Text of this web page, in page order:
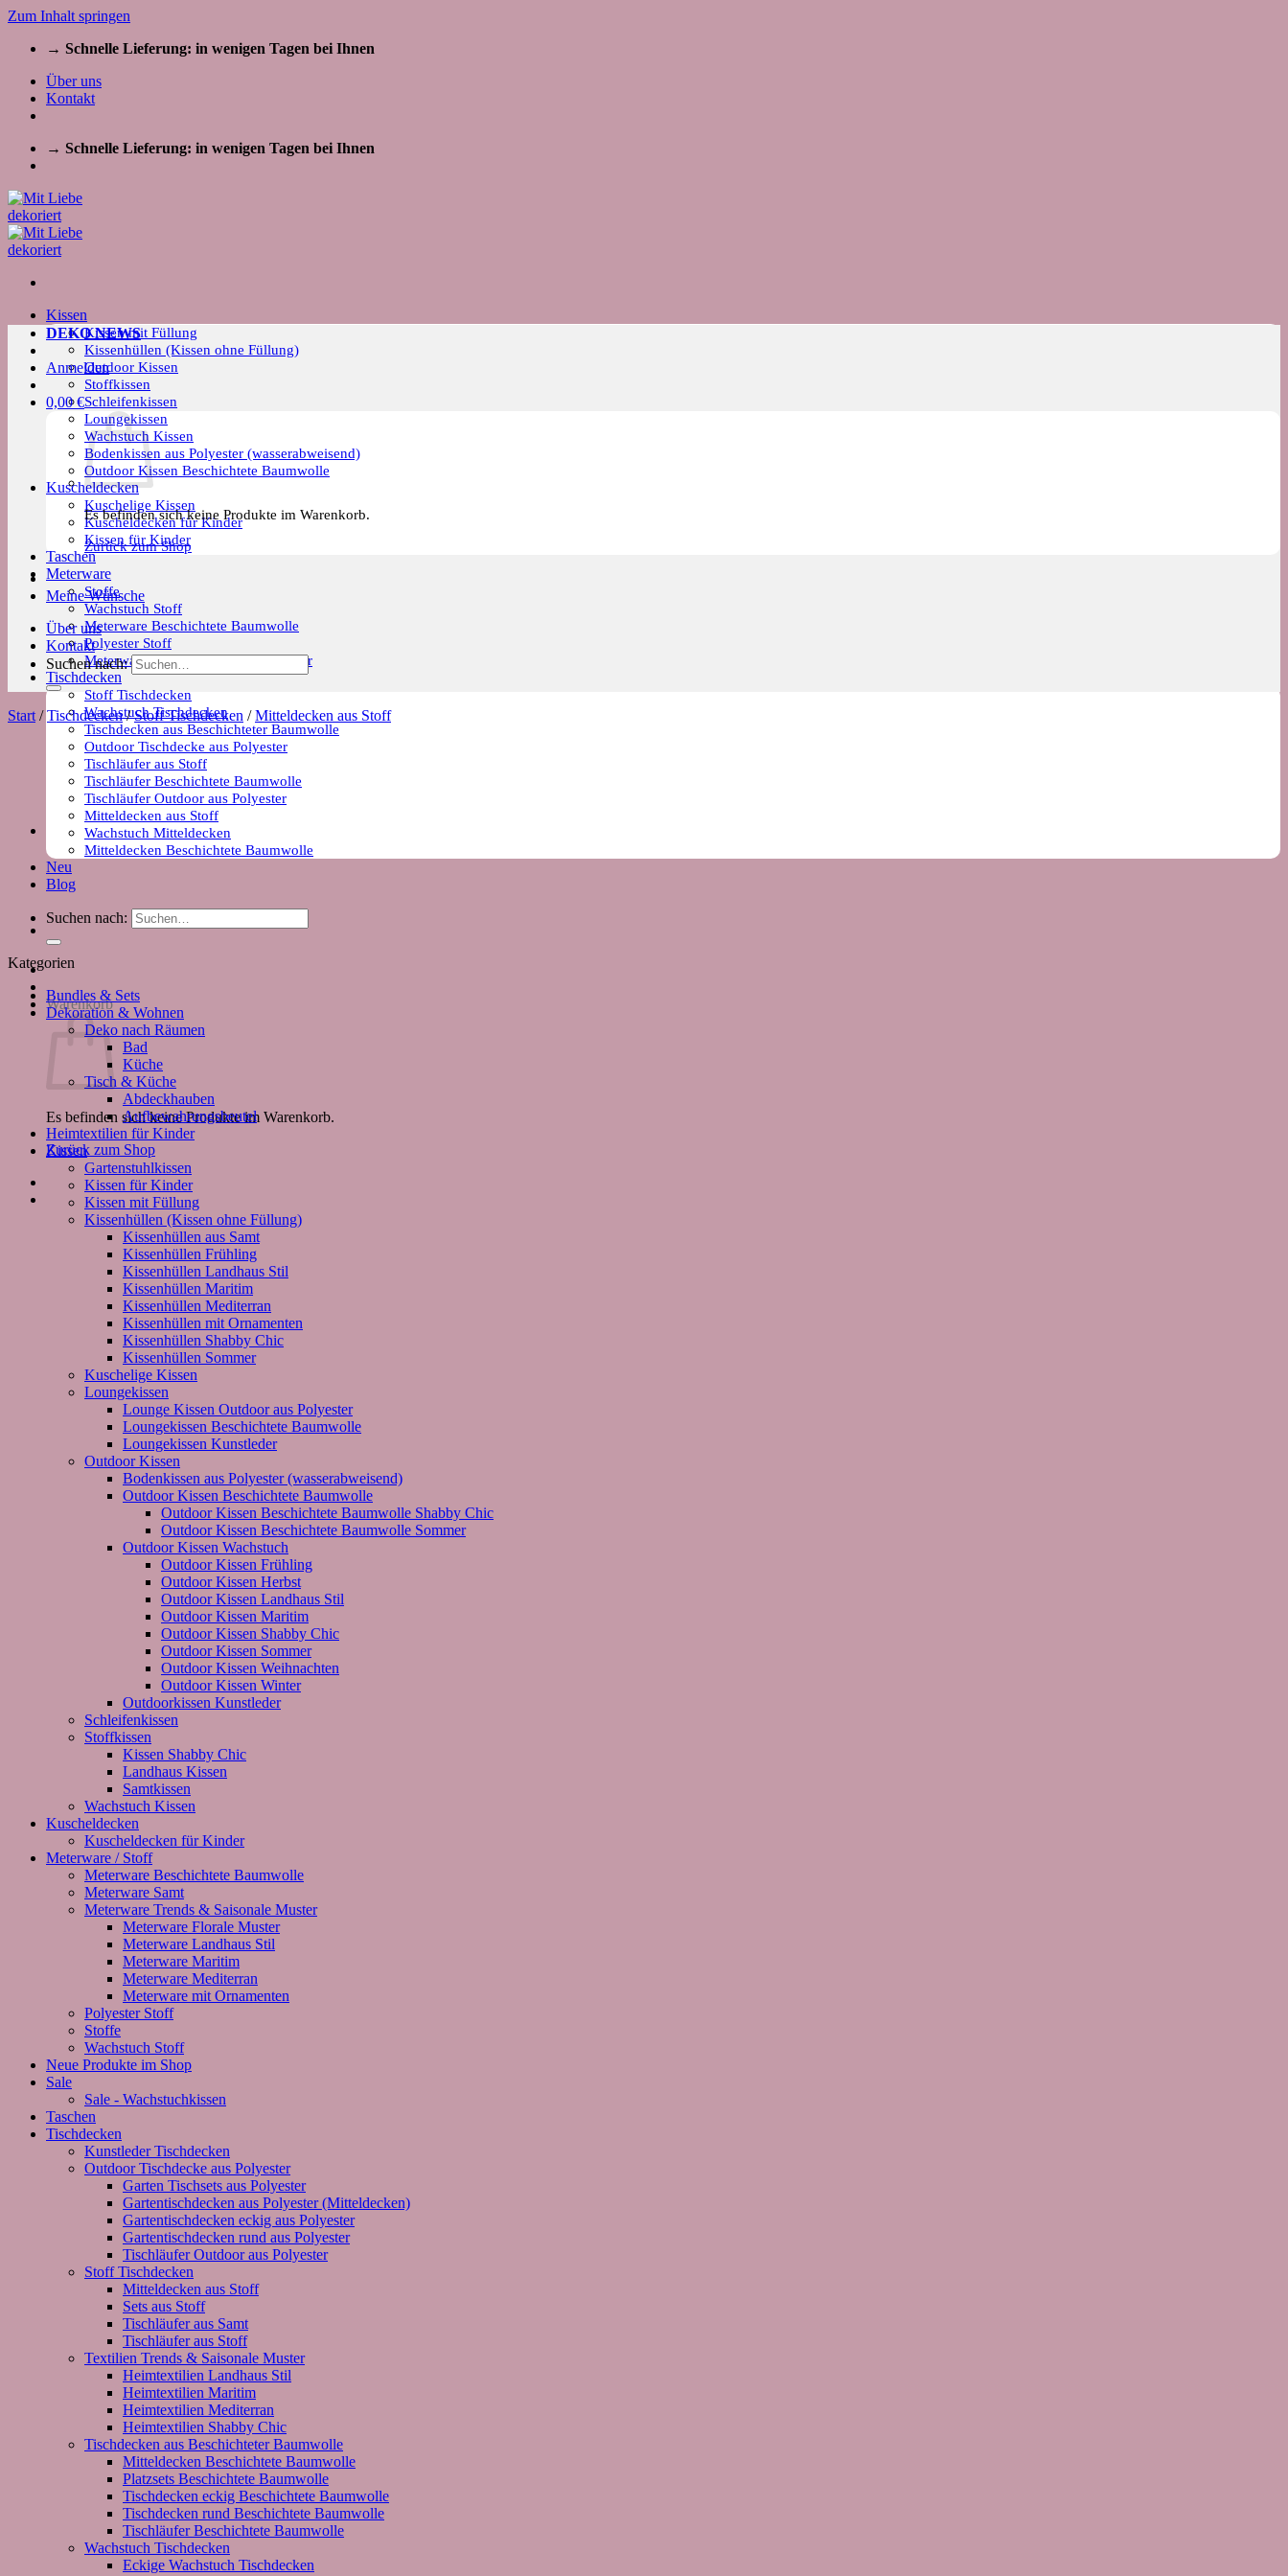
Zum Inhalt springen
→ Schnelle Lieferung: in wenigen Tagen bei Ihnen
Über uns
Kontakt
→ Schnelle Lieferung: in wenigen Tagen bei Ihnen
Kissen
Kissen mit Füllung
Kissenhüllen (Kissen ohne Füllung)
Outdoor Kissen
Stoffkissen
Schleifenkissen
Loungekissen
Wachstuch Kissen
Bodenkissen aus Polyester (wasserabweisend)
Outdoor Kissen Beschichtete Baumwolle
Kuscheldecken
Kuschelige Kissen
Kuscheldecken für Kinder
Kissen für Kinder
Taschen
Meterware
Stoffe
Wachstuch Stoff
Meterware Beschichtete Baumwolle
Polyester Stoff
Meterware Trends & Saisonale Muster
Tischdecken
Stoff Tischdecken
Wachstuch Tischdecken
Tischdecken aus Beschichteter Baumwolle
Outdoor Tischdecke aus Polyester
Tischläufer aus Stoff
Tischläufer Beschichtete Baumwolle
Tischläufer Outdoor aus Polyester
Mitteldecken aus Stoff
Wachstuch Mitteldecken
Mitteldecken Beschichtete Baumwolle
Neu
Blog
Suchen nach:
Warenkorb
Es befinden sich keine Produkte im Warenkorb.
Zurück zum Shop
DEKO NEWS
Anmelden
0,00€
Es befinden sich keine Produkte im Warenkorb.
Zurück zum Shop
Meine Wünsche
Über uns
Kontakt
Suchen nach:
Start / Tischdecken / Stoff Tischdecken / Mitteldecken aus Stoff
Kategorien
Bundles & Sets
Dekoration & Wohnen
Deko nach Räumen
Bad
Küche
Tisch & Küche
Abdeckhauben
Aufbewahrungsbeutel
Heimtextilien für Kinder
Kissen
Gartenstuhlkissen
Kissen für Kinder
Kissen mit Füllung
Kissenhüllen (Kissen ohne Füllung)
Kissenhüllen aus Samt
Kissenhüllen Frühling
Kissenhüllen Landhaus Stil
Kissenhüllen Maritim
Kissenhüllen Mediterran
Kissenhüllen mit Ornamenten
Kissenhüllen Shabby Chic
Kissenhüllen Sommer
Kuschelige Kissen
Loungekissen
Lounge Kissen Outdoor aus Polyester
Loungekissen Beschichtete Baumwolle
Loungekissen Kunstleder
Outdoor Kissen
Bodenkissen aus Polyester (wasserabweisend)
Outdoor Kissen Beschichtete Baumwolle
Outdoor Kissen Beschichtete Baumwolle Shabby Chic
Outdoor Kissen Beschichtete Baumwolle Sommer
Outdoor Kissen Wachstuch
Outdoor Kissen Frühling
Outdoor Kissen Herbst
Outdoor Kissen Landhaus Stil
Outdoor Kissen Maritim
Outdoor Kissen Shabby Chic
Outdoor Kissen Sommer
Outdoor Kissen Weihnachten
Outdoor Kissen Winter
Outdoorkissen Kunstleder
Schleifenkissen
Stoffkissen
Kissen Shabby Chic
Landhaus Kissen
Samtkissen
Wachstuch Kissen
Kuscheldecken
Kuscheldecken für Kinder
Meterware / Stoff
Meterware Beschichtete Baumwolle
Meterware Samt
Meterware Trends & Saisonale Muster
Meterware Florale Muster
Meterware Landhaus Stil
Meterware Maritim
Meterware Mediterran
Meterware mit Ornamenten
Polyester Stoff
Stoffe
Wachstuch Stoff
Neue Produkte im Shop
Sale
Sale - Wachstuchkissen
Taschen
Tischdecken
Kunstleder Tischdecken
Outdoor Tischdecke aus Polyester
Garten Tischsets aus Polyester
Gartentischdecken aus Polyester (Mitteldecken)
Gartentischdecken eckig aus Polyester
Gartentischdecken rund aus Polyester
Tischläufer Outdoor aus Polyester
Stoff Tischdecken
Mitteldecken aus Stoff
Sets aus Stoff
Tischläufer aus Samt
Tischläufer aus Stoff
Textilien Trends & Saisonale Muster
Heimtextilien Landhaus Stil
Heimtextilien Maritim
Heimtextilien Mediterran
Heimtextilien Shabby Chic
Tischdecken aus Beschichteter Baumwolle
Mitteldecken Beschichtete Baumwolle
Platzsets Beschichtete Baumwolle
Tischdecken eckig Beschichtete Baumwolle
Tischdecken rund Beschichtete Baumwolle
Tischläufer Beschichtete Baumwolle
Wachstuch Tischdecken
Eckige Wachstuch Tischdecken